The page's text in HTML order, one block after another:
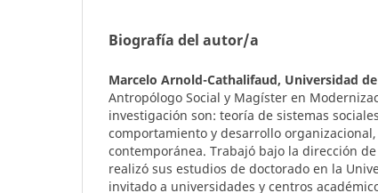
Biografía del autor/a
Marcelo Arnold-Cathalifaud, Universidad
Antropólogo Social y Magíster en
investigación son: teoría de sistemas
comportamiento y desarrollo
contemporánea. Trabajó bajo la dirección
realizó sus estudios de doctorado en la
invitado a universidades y centros